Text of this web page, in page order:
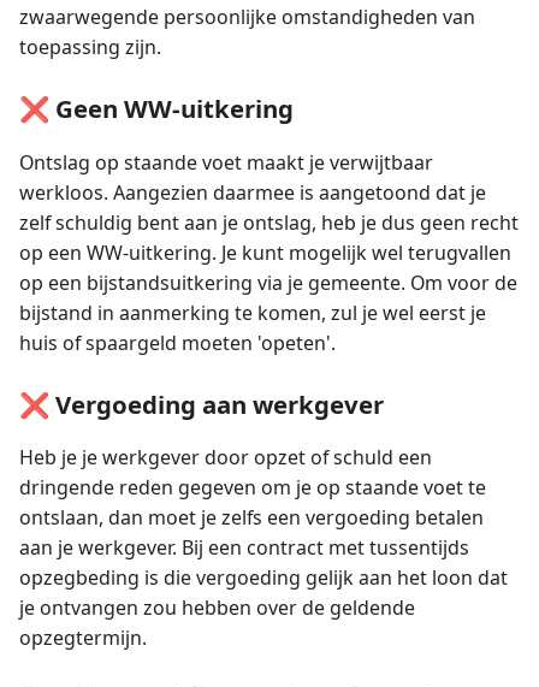
zwaarwegende persoonlijke omstandigheden van
toepassing zijn.
❌ Geen WW-uitkering
Ontslag op staande voet maakt je verwijtbaar
werkloos. Aangezien daarmee is aangetoond dat je
zelf schuldig bent aan je ontslag, heb je dus geen recht
op een WW-uitkering. Je kunt mogelijk wel terugvallen
op een bijstandsuitkering via je gemeente. Om voor de
bijstand in aanmerking te komen, zul je wel eerst je
huis of spaargeld moeten 'opeten'.
❌ Vergoeding aan werkgever
Heb je je werkgever door opzet of schuld een
dringende reden gegeven om je op staande voet te
ontslaan, dan moet je zelfs een vergoeding betalen
aan je werkgever. Bij een contract met tussentijds
opzegbeding is die vergoeding gelijk aan het loon dat
je ontvangen zou hebben over de geldende
opzegtermijn.